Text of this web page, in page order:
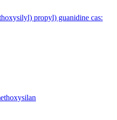
propyl) guanidine cas: